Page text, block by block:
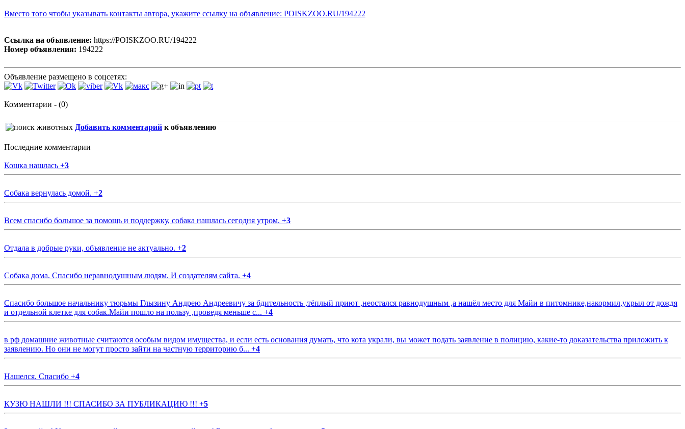
Вместо того чтобы указывать контакты автора, укажите ссылку на объявление: POISKZOO.RU/194222
Ссылка на объявление: https://POISKZOO.RU/194222
Номер объявления: 194222
Объявление размещено в соцсетях:
Комментарии - (0)
Добавить комментарий к объявлению
Последние комментарии
Кошка нашлась +3
Собака вернулась домой. +2
Всем спасибо большое за помощь и поддержку, собака нашлась сегодня утром. +3
Отдала в добрые руки, объявление не актуально. +2
Собака дома. Спасибо неравнодушным людям. И создателям сайта. +4
Спасибо большое начальнику тюрьмы Глызину Андрею Андреевичу за бдительность ,тёплый приют ,неостался равнодушным ,а нашёл место для Майи в питомнике,накормил,укрыл от дождя
и отдельной клетке для собак.Майи пошло на пользу ,проведя меньше с... +4
в рф домашние животные считаются особым видом имущества, и если есть основания думать, что кота украли, вы может подать заявление в полицию, какие-то доказательства приложить к
заявлению. Но они не могут просто зайти на частную территорию б... +4
Нашелся. Спасибо +4
КУЗЮ НАШЛИ !!! СПАСИБО ЗА ПУБЛИКАЦИЮ !!! +5